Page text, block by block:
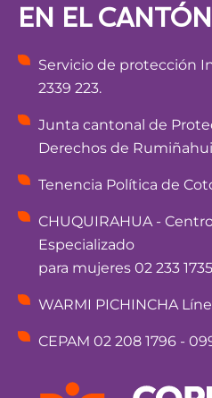
EN EL
Servicio de protección
2339 223.
Junta cantonal de
Derechos de Rumiñahui
Tenencia Política de
CHUQUIRAHUA -
Especializado
para mujeres 02 233 1735
WARMI PICHINCHA
CEPAM 02 208 1796 -